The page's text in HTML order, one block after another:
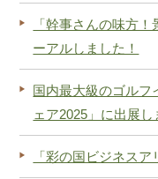
「幹事さんの味方
ーアルしました！
国内最大級のゴルフ
ェア2025」に出展し
「彩の国ビジネス